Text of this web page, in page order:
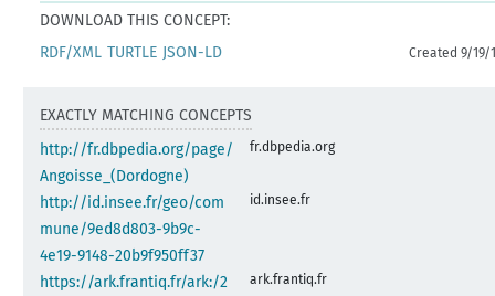
DOWNLOAD THIS CONCEPT:
RDF/XML TURTLE JSON-LD Created 9/19/
EXACTLY MATCHING CONCEPTS
http://fr.dbpedia.org/page/
Angoisse_(Dordogne)
fr.dbpedia.org
http://id.insee.fr/geo/com
mune/9ed8d803-9b9c-
4e19-9148-20b9f950ff37
id.insee.fr
https://ark.frantiq.fr/ark:/2
ark.frantiq.fr